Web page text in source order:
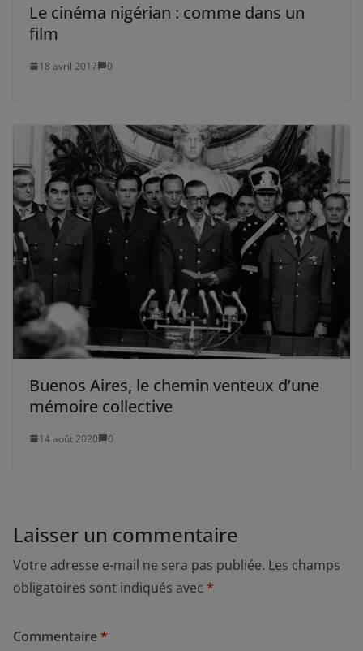
Le cinéma nigérian : comme dans un
film
18 avril 2017 0
Buenos Aires, le chemin venteux d’une
mémoire collective
14 août 2020 0
Laisser un commentaire
Votre adresse e-mail ne sera pas publiée. Les champs
obligatoires sont indiqués avec *
Commentaire*